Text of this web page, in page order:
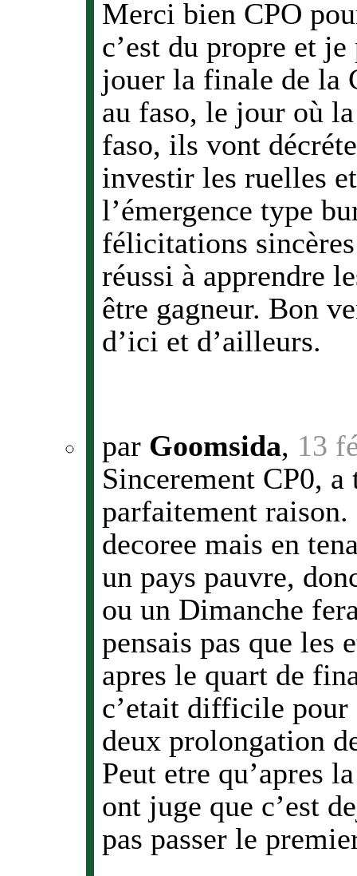
Merci bien CPO
c’est du propre et
jouer la finale de la
au faso, le jour où
faso, ils vont
investir les ruelles
l’émergence type
félicitations
réussi à apprendre
être gagneur. Bon
d’ici et d’ailleurs.
par Goomsida, 13
Sincerement CP0,
parfaitement
decoree mais en
un pays pauvre,
ou un Dimanche
pensais pas que les
apres le quart de
c’etait difficile pour
deux prolongation
Peut etre qu’apres
ont juge que c’est
pas passer le